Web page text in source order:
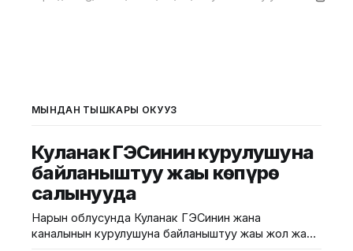
МЫНДАН ТЫШКАРЫ ОКУҢУЗ
Куланак ГЭСинин курулушуна
байланыштуу жаңы көпүрө
салынууда
Нарын облусунда Куланак ГЭСинин жана
каналынын курулушуна байланыштуу жаңы жол жана